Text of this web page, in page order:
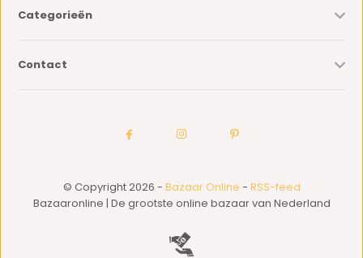
Categorieën
Contact
© Copyright 2026 - Bazaar Online - RSS-feed
Bazaaronline | De grootste online bazaar van Nederland